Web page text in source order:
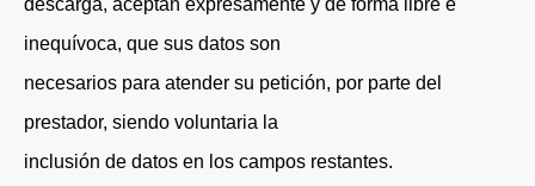
descarga, aceptan expresamente y de forma libre e
inequívoca, que sus datos son
necesarios para atender su petición, por parte del
prestador, siendo voluntaria la
inclusión de datos en los campos restantes.